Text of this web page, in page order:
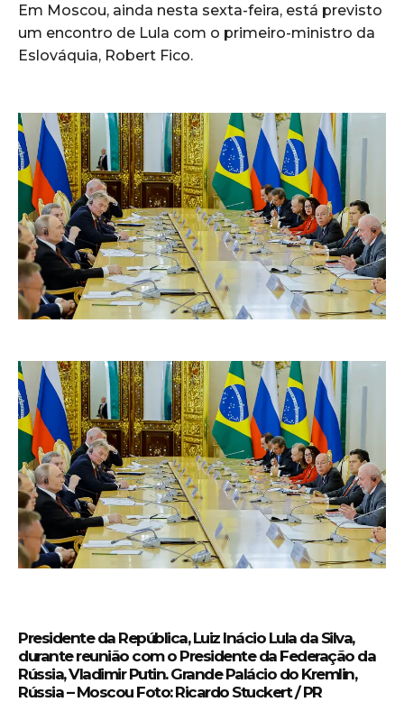
Em Moscou, ainda nesta sexta-feira, está previsto
um encontro de Lula com o primeiro-ministro da
Eslováquia, Robert Fico.
Presidente da República, Luiz Inácio Lula da Silva,
durante reunião com o Presidente da Federação da
Rússia, Vladimir Putin. Grande Palácio do Kremlin,
Rússia – Moscou Foto:Ricardo Stuckert / PR